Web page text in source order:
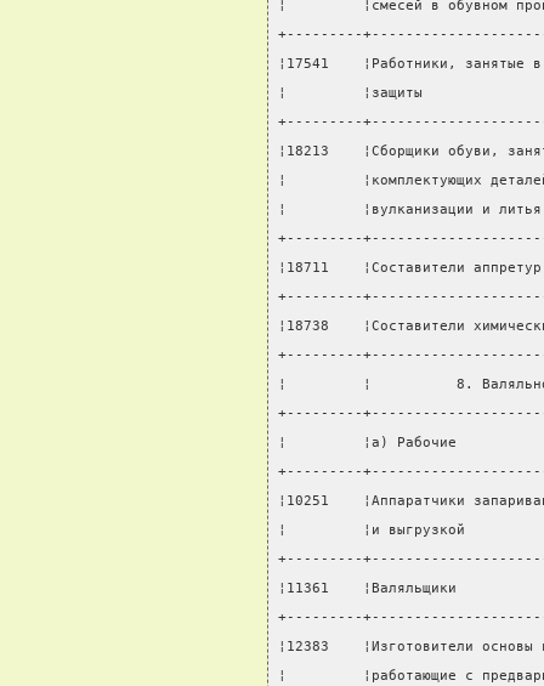
¦         ¦смесей в обувном
+---------
¦17541    ¦Работники, занятые
¦         ¦защиты
+---------
¦18213    ¦Сборщики обуви,
¦         ¦комплектующих
¦         ¦вулканизации и
+---------
¦18711    ¦Составители
+---------
¦18738    ¦Составители
+---------
¦         ¦          8. Валяльно-
+---------
¦         ¦а) Рабочие
+---------
¦10251    ¦Аппаратчики
¦         ¦и выгрузкой
+---------
¦11361    ¦Валяльщики
+---------
¦12383    ¦Изготовители
¦         ¦работающие с